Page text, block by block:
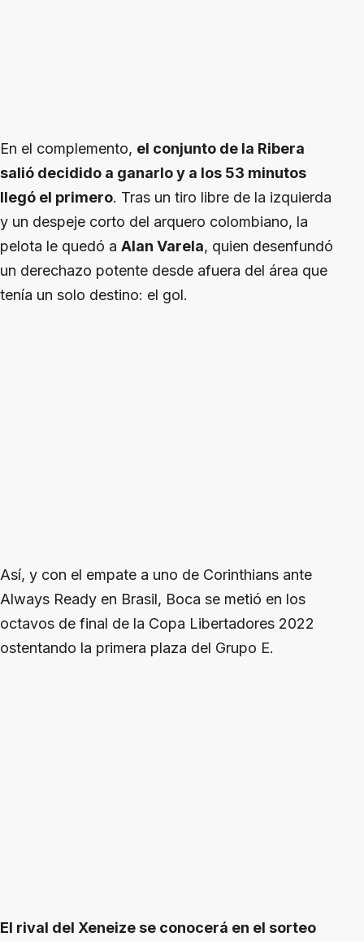
En el complemento, el conjunto de la Ribera
salió decidido a ganarlo y a los 53 minutos
llegó el primero. Tras un tiro libre de la izquierda
y un despeje corto del arquero colombiano, la
pelota le quedó a Alan Varela, quien desenfundó
un derechazo potente desde afuera del área que
tenía un solo destino: el gol.
Así, y con el empate a uno de Corinthians ante
Always Ready en Brasil, Boca se metió en los
octavos de final de la Copa Libertadores 2022
ostentando la primera plaza del Grupo E.
El rival del Xeneize se conocerá en el sorteo